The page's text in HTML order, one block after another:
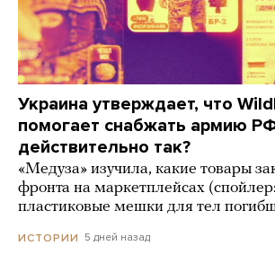
Украина утверждает, что
помогает снабжать армию
действительно так?
«Медуза» изучила, какие товары
фронта на маркетплейсах
пластиковые мешки для тел
ИСТОРИИ 5 дней назад